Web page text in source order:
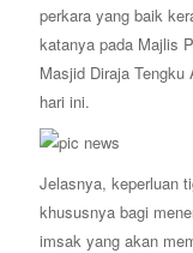
perkara yang baik
katanya pada Majlis
Masjid Diraja
hari ini.
Jelasnya, keperluan
khususnya bagi
imsak yang akan